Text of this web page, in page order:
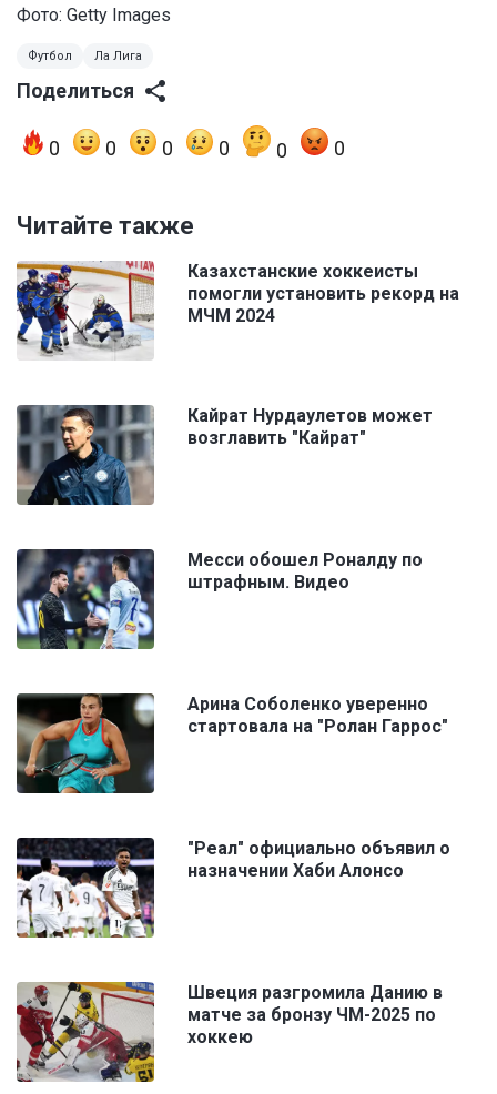
Фото: Getty Images
Футбол Ла Лига
Поделиться
0 0 0 0 0 0
Читайте также
Казахстанские хоккеисты
помогли установить рекорд на
МЧМ 2024
Кайрат Нурдаулетов может
возглавить "Кайрат"
Месси обошел Роналду по
штрафным. Видео
Арина Соболенко уверенно
стартовала на "Ролан Гаррос"
"Реал" официально объявил о
назначении Хаби Алонсо
Швеция разгромила Данию в
матче за бронзу ЧМ-2025 по
хоккею